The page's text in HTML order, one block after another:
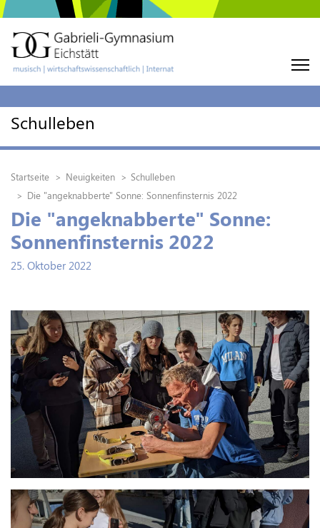
Schulleben
Startseite Neuigkeiten
Schulleben
Die "angeknabberte" Sonne: Sonnenfinsternis 2022
Die "angeknabberte" Sonne:
Sonnenfinsternis 2022
25. Oktober 2022